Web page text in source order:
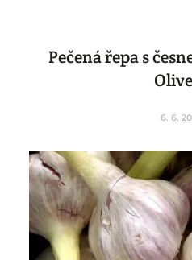
Pečená řepa s
6. 6.